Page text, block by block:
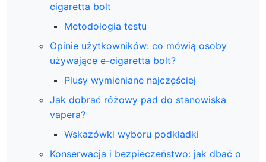
cigaretta bolt
Metodologia testu
Opinie użytkowników: co mówią osoby
używające e-cigaretta bolt?
Plusy wymieniane najczęściej
Jak dobrać różowy pad do stanowiska
vapera?
Wskazówki wyboru podkładki
Konserwacja i bezpieczeństwo: jak dbać o